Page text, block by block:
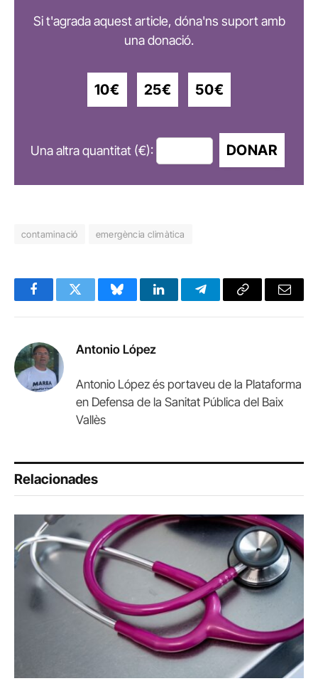
Si t'agrada aquest article, dóna'ns suport amb
una donació.
10€ 25€ 50€
Una altra quantitat (€): DONAR
contaminació emergència climàtica
FacebookTwitter BlueskyLinkedInTelegramCopy
Email
Antonio López
Antonio López és portaveu de la Plataforma
en Defensa de la Sanitat Pública del Baix
Vallès
Relacionades